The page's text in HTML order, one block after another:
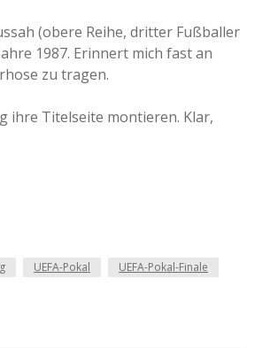
(obere Reihe, dritter Fußballer
1987. Erinnert mich fast an
zu tragen.
ihre Titelseite montieren. Klar,
UEFA-Pokal UEFA-Pokal-Finale